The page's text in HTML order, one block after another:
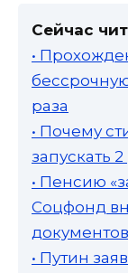
Сейчас
•
раза
• Почему
запускать
• Пенсию
Соцфонд
документов
• Путин